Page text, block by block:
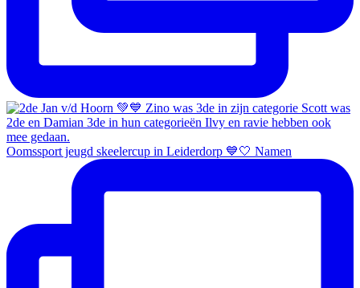
Oomssport jeugd skeelercup in Leiderdorp 💙🤍 Namen